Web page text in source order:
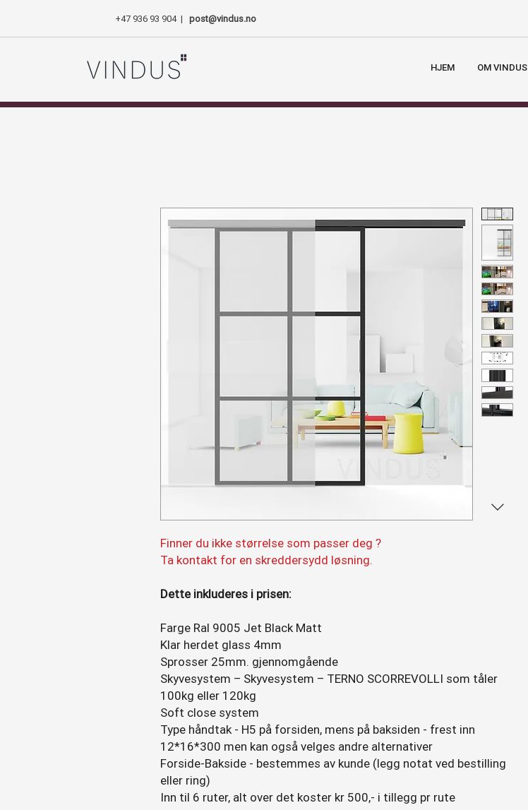
+47 936 93 904| post@vindus.no
HJEM OM VINDUS
Finner du ikke størrelse som passer deg ?
Ta kontakt for en skreddersydd løsning.
Dette inkluderes i prisen:
Farge Ral 9005 Jet Black Matt
Klar herdet glass 4mm
Sprosser 25mm. gjennomgående
Skyvesystem – Skyvesystem – TERNO SCORREVOLLI som tåler
100kg eller 120kg
Soft close system
Type håndtak - H5 på forsiden, mens på baksiden - frest inn
12*16*300 men kan også velges andre alternativer
Forside-Bakside - bestemmes av kunde (legg notat ved bestilling
eller ring)
Inn til 6 ruter, alt over det koster kr 500,- i tillegg pr rute